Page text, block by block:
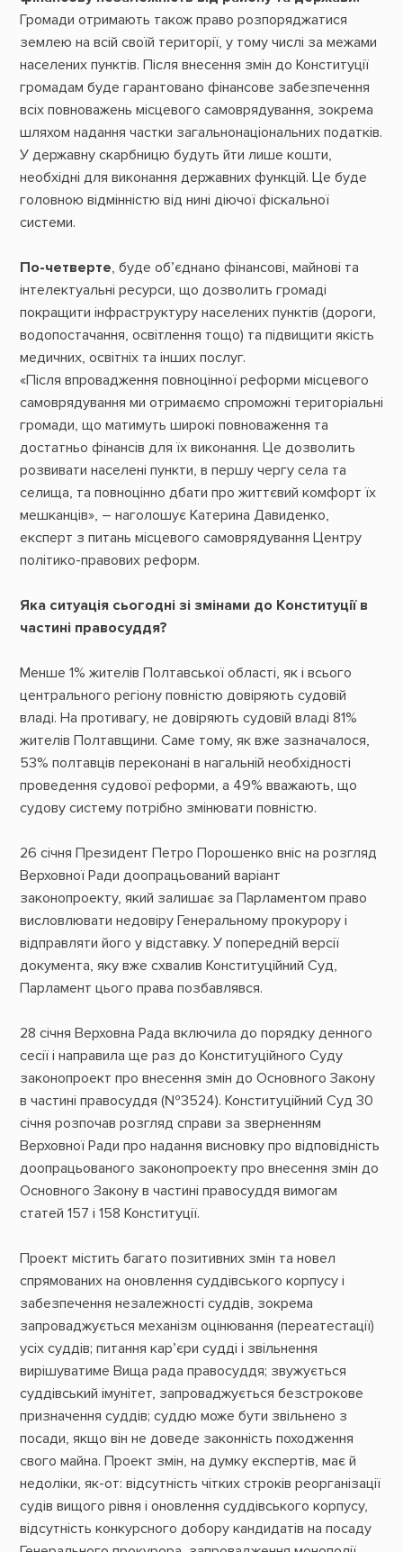
Громади отримають також право розпоряджатися
землею на всій своїй території, у тому числі за межами
населених пунктів. Після внесення змін до Конституції
громадам буде гарантовано фінансове забезпечення
всіх повноважень місцевого самоврядування, зокрема
шляхом надання частки загальнонаціональних податків.
У державну скарбницю будуть йти лише кошти,
необхідні для виконання державних функцій. Це буде
головною відмінністю від нині діючої фіскальної
системи.
По-четверте, буде об’єднано фінансові, майнові та
інтелектуальні ресурси, що дозволить громаді
покращити інфраструктуру населених пунктів (дороги,
водопостачання, освітлення тощо) та підвищити якість
медичних, освітніх та інших послуг.
«Після впровадження повноцінної реформи місцевого
самоврядування ми отримаємо спроможні територіальні
громади, що матимуть широкі повноваження та
достатньо фінансів для їх виконання. Це дозволить
розвивати населені пункти, в першу чергу села та
селища, та повноцінно дбати про життєвий комфорт їх
мешканців», – наголошує Катерина Давиденко,
експерт з питань місцевого самоврядування Центру
політико-правових реформ.
Яка ситуація сьогодні зі змінами до Конституції в
частині правосуддя?
Менше 1% жителів Полтавської області, як і всього
центрального регіону повністю довіряють судовій
владі. На противагу, не довіряють судовій владі 81%
жителів Полтавщини. Саме тому, як вже зазначалося,
53% полтавців переконані в нагальній необхідності
проведення судової реформи, а 49% вважають, що
судову систему потрібно змінювати повністю.
26 січня Президент Петро Порошенко вніс на розгляд
Верховної Ради доопрацьований варіант
законопроекту, який залишає за Парламентом право
висловлювати недовіру Генеральному прокурору і
відправляти його у відставку. У попередній версії
документа, яку вже схвалив Конституційний Суд,
Парламент цього права позбавлявся.
28 січня Верховна Рада включила до порядку денного
сесії і направила ще раз до Конституційного Суду
законопроект про внесення змін до Основного Закону
в частині правосуддя (№3524). Конституційний Суд 30
січня розпочав розгляд справи за зверненням
Верховної Ради про надання висновку про відповідність
доопрацьованого законопроекту про внесення змін до
Основного Закону в частині правосуддя вимогам
статей 157 і 158 Конституції.
Проект містить багато позитивних змін та новел
спрямованих на оновлення суддівського корпусу і
забезпечення незалежності суддів, зокрема
запроваджується механізм оцінювання (переатестації)
усіх суддів; питання кар’єри судді і звільнення
вирішуватиме Вища рада правосуддя; звужується
суддівський імунітет, запроваджується безстрокове
призначення суддів; суддю може бути звільнено з
посади, якщо він не доведе законність походження
свого майна. Проект змін, на думку експертів, має й
недоліки, як-от: відсутність чітких строків реорганізації
судів вищого рівня і оновлення суддівського корпусу,
відсутність конкурсного добору кандидатів на посаду